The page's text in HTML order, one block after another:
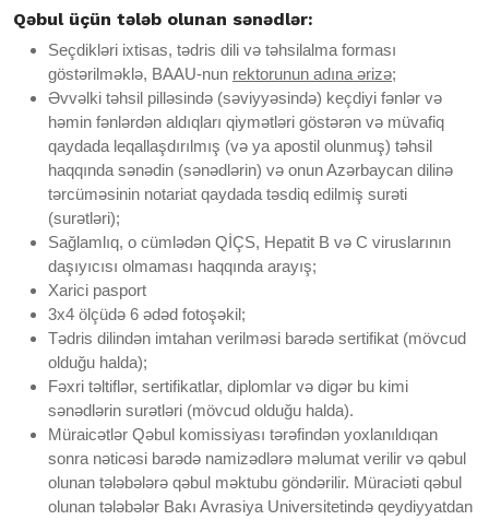
Qəbul üçün tələb olunan sənədlər:
Seçdikləri ixtisas, tədris dili və təhsilalma forması
göstərilməklə, BAAU-nun rektorunun adına ərizə;
Əvvəlki təhsil pilləsində (səviyyəsində) keçdiyi fənlər və
həmin fənlərdən aldıqları qiymətləri göstərən və müvafiq
qaydada leqallaşdırılmış (və ya apostil olunmuş) təhsil
haqqında sənədin (sənədlərin) və onun Azərbaycan dilinə
tərcüməsinin notariat qaydada təsdiq edilmiş surəti
(surətləri);
Sağlamlıq, o cümlədən QİÇS, Hepatit B və C viruslarının
daşıyıcısı olmaması haqqında arayış;
Xarici pasport
3x4 ölçüdə 6 ədəd fotoşəkil;
Tədris dilindən imtahan verilməsi barədə sertifikat (mövcud
olduğu halda);
Fəxri təltiflər, sertifikatlar, diplomlar və digər bu kimi
sənədlərin surətləri (mövcud olduğu halda).
Müraicətlər Qəbul komissiyası tərəfindən yoxlanıldıqan
sonra nəticəsi barədə namizədlərə məlumat verilir və qəbul
olunan tələbələrə qəbul məktubu göndərilir. Müraciəti qəbul
olunan tələbələr Bakı Avrasiya Universitetində qeydiyyatdan